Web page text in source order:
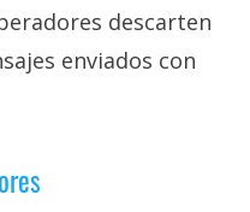
descarten
enviados con